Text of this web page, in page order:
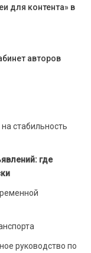
для контента» в
авторов
стабильность
где
руководство по